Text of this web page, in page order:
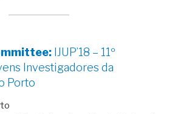
IJUP’18 – 11º
Investigadores da
Porto